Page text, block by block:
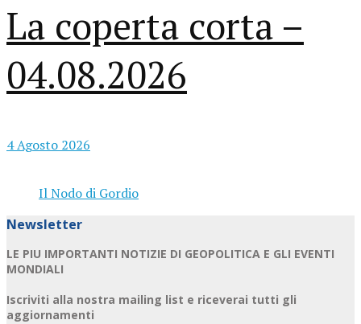
La coperta corta –
04.08.2026
4 Agosto 2026
Il Nodo di Gordio
Newsletter
LE PIU IMPORTANTI NOTIZIE DI GEOPOLITICA E GLI EVENTI
MONDIALI
Iscriviti alla nostra mailing list e riceverai tutti gli
aggiornamenti